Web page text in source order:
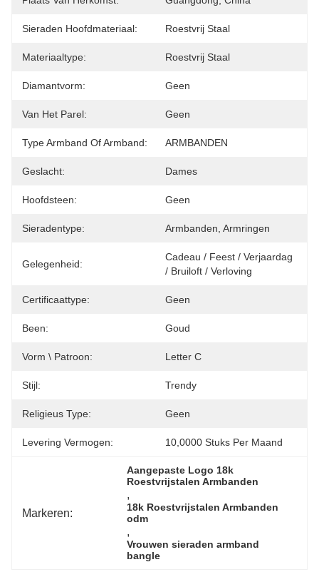
Sieraden Hoofdmateriaal: Roestvrij Staal
Materiaaltype: Roestvrij Staal
Diamantvorm: Geen
Van Het Parel: Geen
Type Armband Of Armband: ARMBANDEN
Geslacht: Dames
Hoofdsteen: Geen
Sieradentype: Armbanden, Armringen
Gelegenheid:
Cadeau / Feest / Verjaardag
/ Bruiloft / Verloving
Certificaattype: Geen
Been: Goud
Vorm \ Patroon: Letter C
Stijl: Trendy
Religieus Type: Geen
Levering Vermogen: 10,0000 Stuks Per Maand
Markeren:
Aangepaste Logo 18k
Roestvrijstalen Armbanden
,
18k Roestvrijstalen Armbanden
odm
,
Vrouwen sieraden armband
bangle